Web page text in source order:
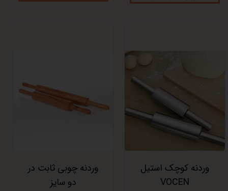
وردنه کوچک استیل
VOCEN
وردنه چوبی ثابت در
دو سایز